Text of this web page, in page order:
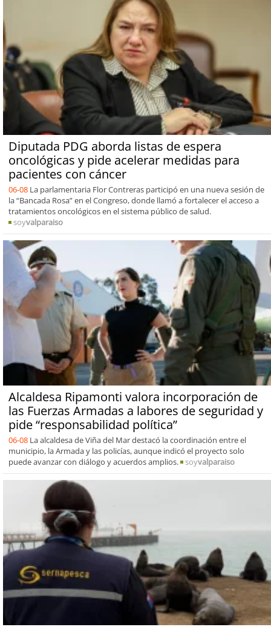
Diputada PDG aborda listas de espera
oncológicas y pide acelerar medidas para
pacientes con cáncer
06-08 La parlamentaria Flor Contreras participó en una nueva sesión de
la “Bancada Rosa” en el Congreso, donde llamó a fortalecer el acceso a
tratamientos oncológicos en el sistema público de salud.
soyvalparaiso
Alcaldesa Ripamonti valora incorporación de
las Fuerzas Armadas a labores de seguridad y
pide “responsabilidad política”
06-08 La alcaldesa de Viña del Mar destacó la coordinación entre el
municipio, la Armada y las policías, aunque indicó el proyecto solo
puede avanzar con diálogo y acuerdos amplios.
soyvalparaiso